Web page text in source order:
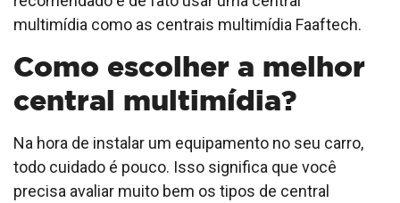
multimídia como as centrais multimídia Faaftech.
Como escolher a melhor
central multimídia?
Na hora de instalar um equipamento no seu carro,
todo cuidado é pouco. Isso significa que você
precisa avaliar muito bem os tipos de central